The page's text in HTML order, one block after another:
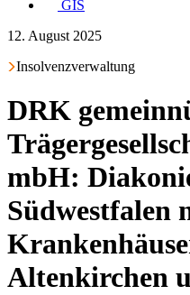
GIS
12. August 2025
Insolvenzverwaltung
DRK
mbH:
Südwestfalen
Altenkirchen